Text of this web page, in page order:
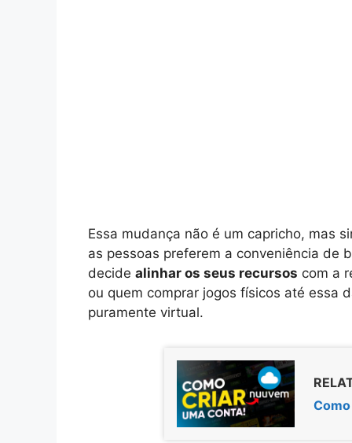
Essa mudança não é um capricho, mas
as pessoas preferem a conveniência de
decide alinhar os seus recursos com a
ou quem comprar jogos físicos até essa
puramente virtual.